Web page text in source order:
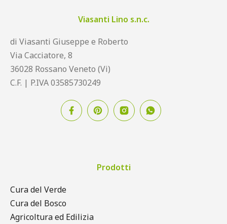
Viasanti Lino s.n.c.
di Viasanti Giuseppe e Roberto
Via Cacciatore, 8
36028 Rossano Veneto (Vi)
C.F. | P.IVA 03585730249
Prodotti
Cura del Verde
Cura del Bosco
Agricoltura ed Edilizia